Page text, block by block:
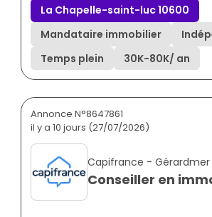
La Chapelle-saint-luc 10600
Mandataire immobilier
Temps plein
30K-80K/ an
Annonce N°8647861
il y a 10 jours (27/07/2026)
Capifrance -
Conseiller en